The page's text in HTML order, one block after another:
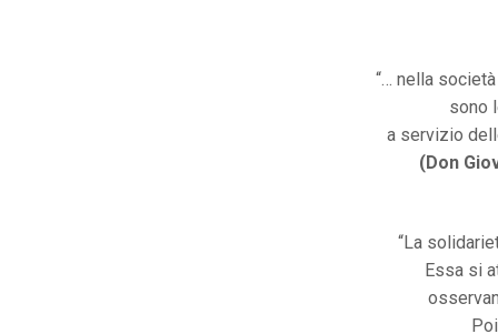
“… nella
sono
a servizio
(Don
“La
Essa si